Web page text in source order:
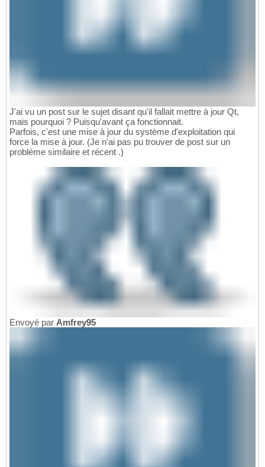
J'ai vu un post sur le sujet disant qu'il fallait mettre à jour Qt,
mais pourquoi ? Puisqu'avant ça fonctionnait.
Parfois, c'est une mise à jour du système d'exploitation qui
force la mise à jour. (Je n'ai pas pu trouver de post sur un
problème similaire et récent .)
Envoyé par Amfrey95